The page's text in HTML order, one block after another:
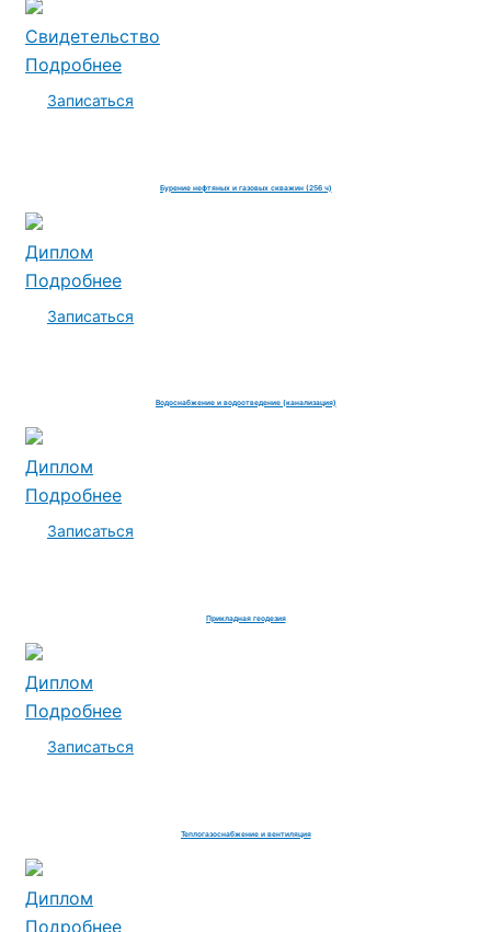
Свидетельство
Подробнее
Записаться
Бурение нефтяных и газовых скважин (256 ч)
Диплом
Подробнее
Записаться
Водоснабжение и водоотведение (канализация)
Диплом
Подробнее
Записаться
Прикладная геодезия
Диплом
Подробнее
Записаться
Теплогазоснабжение и вентиляция
Диплом
Подробнее